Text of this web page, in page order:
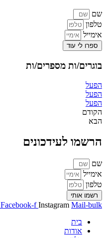
שם
טלפון
אימייל
ספרו לי עוד
בוגרים/ות מספרים/ות
הפעל
הפעל
הפעל
הקודם
הבא
הרשמו לעידכונים
שם
אימייל
טלפון
רשמו אותי
Facebook-f Instagram Mail-bulk
בית
אודות